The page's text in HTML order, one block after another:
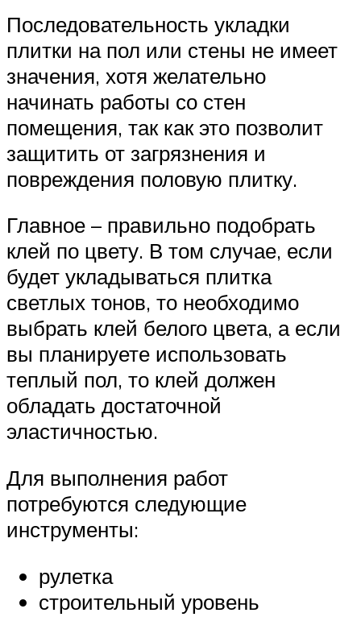
Последовательность укладки
плитки на пол или стены не имеет
значения, хотя желательно
начинать работы со стен
помещения, так как это позволит
защитить от загрязнения и
повреждения половую плитку.
Главное – правильно подобрать
клей по цвету. В том случае, если
будет укладываться плитка
светлых тонов, то необходимо
выбрать клей белого цвета, а если
вы планируете использовать
теплый пол, то клей должен
обладать достаточной
эластичностью.
Для выполнения работ
потребуются следующие
инструменты:
рулетка
строительный уровень